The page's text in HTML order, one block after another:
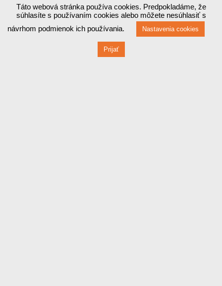
BIC: GIBASKBX
CZ32 2010 0000 0020 01816449
Táto webová stránka používa cookies. Predpokladáme, že
súhlasíte s používaním cookies alebo môžete nesúhlasiť s
návrhom podmienok ich používania.
Nastavenia cookies
Prijať